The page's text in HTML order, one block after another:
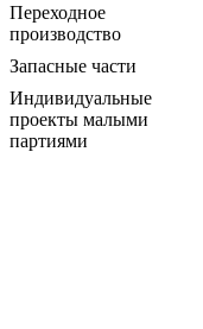
Переходное
производство
Запасные части
Индивидуальные
проекты малыми
партиями